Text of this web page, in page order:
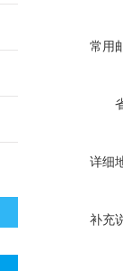
常用
详细
补充